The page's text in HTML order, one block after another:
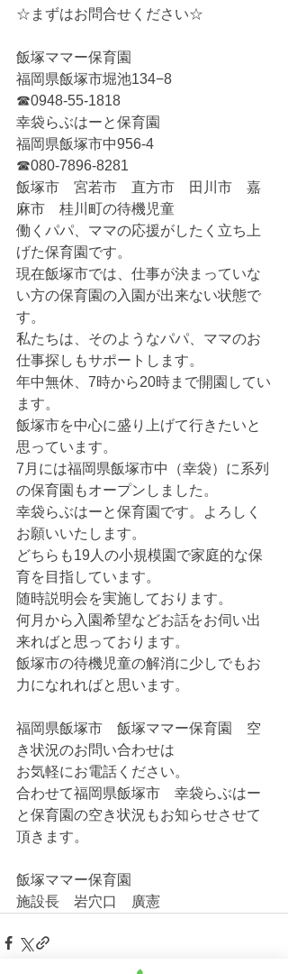
☆まずはお問合せください☆
飯塚ママー保育園
福岡県飯塚市堀池134−8
☎0948-55-1818
幸袋らぶはーと保育園
福岡県飯塚市中956-4
☎080-7896-8281
飯塚市　宮若市　直方市　田川市　嘉
麻市　桂川町の待機児童
働くパパ、ママの応援がしたく立ち上
げた保育園です。
現在飯塚市では、仕事が決まっていな
い方の保育園の入園が出来ない状態で
す。
私たちは、そのようなパパ、ママのお
仕事探しもサポートします。
年中無休、7時から20時まで開園してい
ます。
飯塚市を中心に盛り上げて行きたいと
思っています。
7月には福岡県飯塚市中（幸袋）に系列
の保育園もオープンしました。
幸袋らぶはーと保育園です。よろしく
お願いいたします。
どちらも19人の小規模園で家庭的な保
育を目指しています。
随時説明会を実施しております。
何月から入園希望などお話をお伺い出
来ればと思っております。
飯塚市の待機児童の解消に少しでもお
力になれればと思います。
福岡県飯塚市　飯塚ママー保育園　空
き状況のお問い合わせは
お気軽にお電話ください。
合わせて福岡県飯塚市　幸袋らぶはー
と保育園の空き状況もお知らせさせて
頂きます。
飯塚ママー保育園
施設長　岩穴口　廣憲